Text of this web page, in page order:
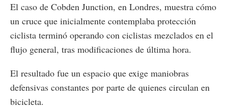
El caso de Cobden Junction, en Londres, muestra cómo
un cruce que inicialmente contemplaba protección
ciclista terminó operando con ciclistas mezclados en el
flujo general, tras modificaciones de última hora.
El resultado fue un espacio que exige maniobras
defensivas constantes por parte de quienes circulan en
bicicleta.